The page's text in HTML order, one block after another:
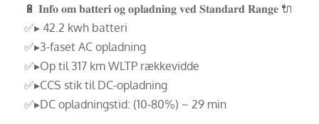
🔋 𝐈𝐧𝐟𝐨 𝐨𝐦 𝐛𝐚𝐭𝐭𝐞𝐫𝐢 𝐨𝐠 𝐨𝐩𝐥𝐚𝐝𝐧𝐢𝐧𝐠 𝐯𝐞𝐝 𝐒𝐭𝐚𝐧𝐝𝐚𝐫𝐝 𝐑𝐚𝐧𝐠𝐞 🔌
✅▸ 42.2 kwh batteri
✅▸3-faset AC opladning
✅▸Op til 317 km WLTP rækkevidde
✅▸CCS stik til DC-opladning
✅▸DC opladningstid: (10-80%) ~ 29 min